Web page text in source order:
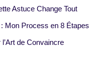
Astuce Change Tout
Mon Process en 8 Étapes
de Convaincre